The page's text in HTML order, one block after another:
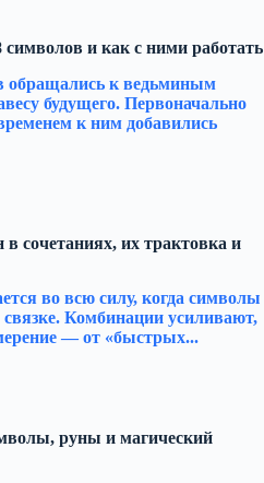
и как с ними работать
обращались к ведьминым
будущего. Первоначально
к ним добавились
сочетаниях, их трактовка и
во всю силу, когда символы
Комбинации усиливают,
— от «быстрых...
руны и магический